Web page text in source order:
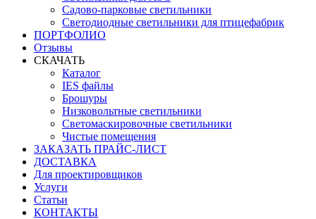
Садово-парковые светильники
Светодиодные светильники для птицефабрик
ПОРТФОЛИО
Отзывы
СКАЧАТЬ
Каталог
IES файлы
Брошуры
Низковольтные светильники
Светомаскировочные светильники
Чистые помещения
ЗАКАЗАТЬ ПРАЙС-ЛИСТ
ДОСТАВКА
Для проектировщиков
Услуги
Статьи
КОНТАКТЫ